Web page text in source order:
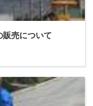
売について